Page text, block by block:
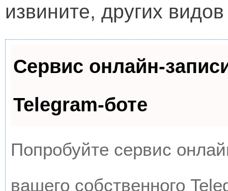
извините, других
Сервис онлайн-
Telegram-боте
Попробуйте сервис
вашего собственного